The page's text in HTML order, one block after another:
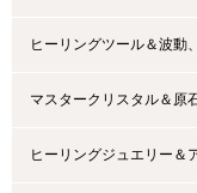
ヒーリングツール＆波動
マスタークリスタル＆原
ヒーリングジュエリー＆